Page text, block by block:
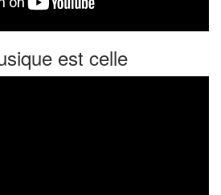
est celle